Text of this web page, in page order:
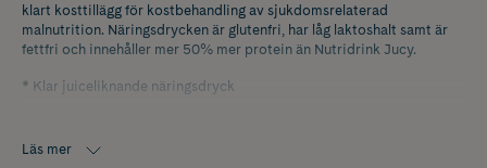
klart kosttillägg för kostbehandling av sjukdomsrelaterad
malnutrition. Näringsdrycken är glutenfri, har låg laktoshalt samt är
fettfri och innehåller mer 50% mer protein än Nutridrink Jucy.
* Klar juiceliknande näringsdryck
Läs mer